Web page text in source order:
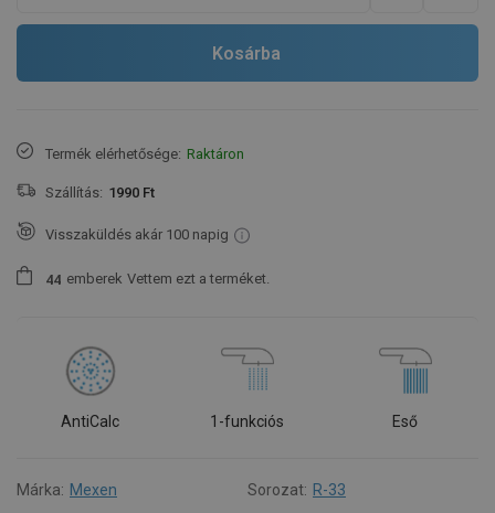
Kosárba
Termék elérhetősége: Raktáron
Szállítás: 1990 Ft
Visszaküldés akár 100 napig
44 emberek Vettem ezt a terméket.
AntiCalc 1-funkciós Eső
Márka: Mexen Sorozat: R-33